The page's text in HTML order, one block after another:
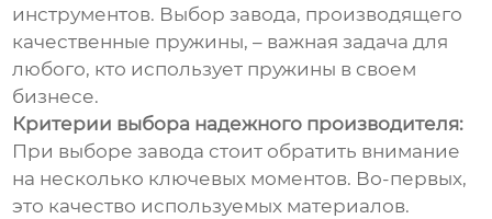
инструментов. Выбор завода, производящего
качественные пружины, – важная задача для
любого, кто использует пружины в своем
бизнесе.
Критерии выбора надежного производителя:
При выборе завода стоит обратить внимание
на несколько ключевых моментов. Во-первых,
это качество используемых материалов.